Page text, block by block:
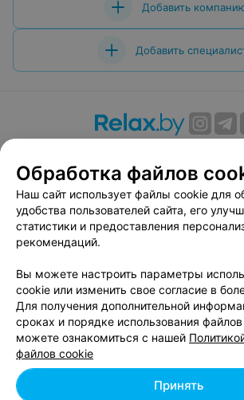
Добавить
Добавить
Вакансии
Публичный договор
Публичный договор по
«Афиша»
Пользовательское
Связаться по вопросам
Написать руководителю
Персональные настройки
Обработка персональных
Обработка файлов
Наш сайт использует файлы cookie для
удобства пользователей сайта, его
статистики и предоставления
рекомендаций.
Вы можете настроить параметры
cookie или изменить свое согласие в
Для получения дополнительной
сроках и порядке использования
можете ознакомиться с нашей
файлов cookie
Принять